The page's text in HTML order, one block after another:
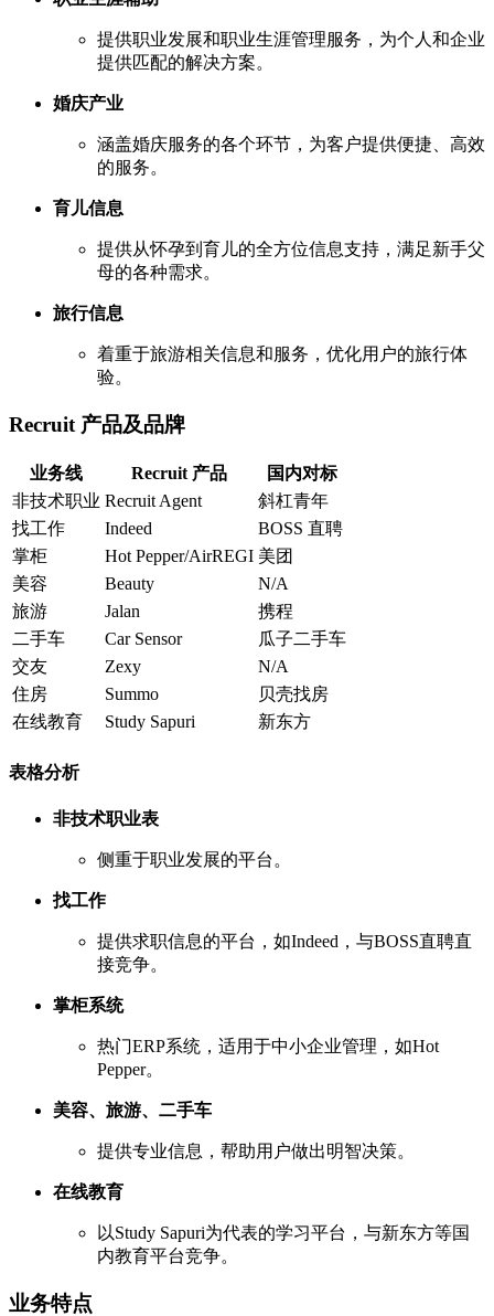
提供职业发展和职业生涯管理服务，为个人和企业
提供匹配的解决方案。
婚庆产业
涵盖婚庆服务的各个环节，为客户提供便捷、高效
的服务。
育儿信息
提供从怀孕到育儿的全方位信息支持，满足新手父
母的各种需求。
旅行信息
着重于旅游相关信息和服务，优化用户的旅行体
验。
Recruit 产品及品牌
业务线 Recruit 产品
国内对标
非技术职业 Recruit Agent
斜杠青年
找工作
Indeed
BOSS 直聘
掌柜
Hot Pepper/AirREGI 美团
美容
Beauty
N/A
旅游
Jalan
携程
二手车
Car Sensor
瓜子二手车
交友
Zexy
N/A
住房
Summo
贝壳找房
在线教育
Study Sapuri 新东方
表格分析
非技术职业表
侧重于职业发展的平台。
找工作
提供求职信息的平台，如Indeed，与BOSS直聘直
接竞争。
掌柜系统
热门ERP系统，适用于中小企业管理，如Hot
Pepper。
美容、旅游、二手车
提供专业信息，帮助用户做出明智决策。
在线教育
以Study Sapuri为代表的学习平台，与新东方等国
内教育平台竞争。
业务特点